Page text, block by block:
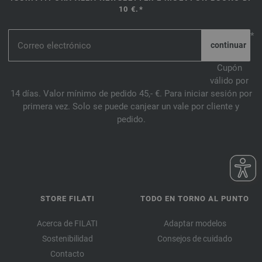
063-azul violeta | EAN: 4033493138680
064-ciclamino | EAN: 4033493138697
067-amarillo yema | EAN: 4033493149600
068-azul turquesa | EAN: 4033493149617
075-magnolia | EAN: 4033493156202
076-clavel | EAN: 4033493156219
077-rojo marrón | EAN: 4033493156226
10 €.*
*
Cupón
válido por
14 días. Valor mínimo de pedido 45,- €. Para iniciar sesión por
primera vez. Solo se puede canjear un vale por cliente y
pedido.
STORE FILATI
Acerca de FILATI
Sostenibilidad
Contacto
TODO EN TORNO AL PUNTO
Adaptar modelos
Consejos de cuidado